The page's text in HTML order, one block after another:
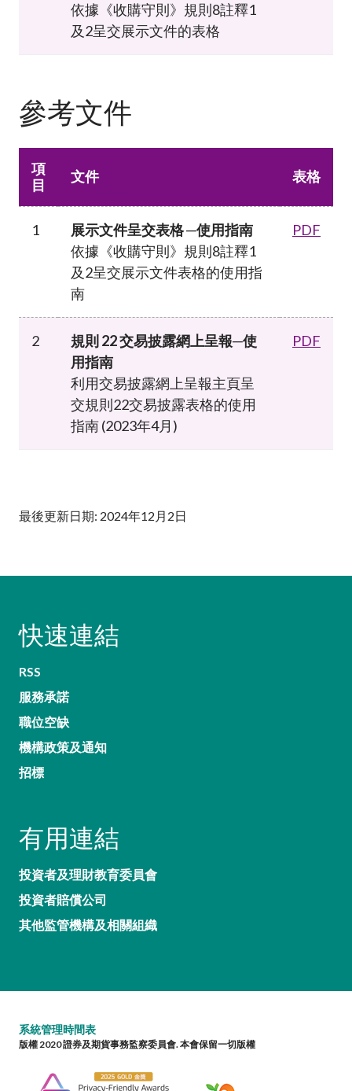
依據《收購守則》規則8註釋1
及2呈交展示文件的表格
參考文件
項
目
文件 表格
1 展示文件呈交表格 ─使用指南
依據《收購守則》規則8註釋1
及2呈交展示文件表格的使用指
南
PDF
2 規則 22 交易披露網上呈報─使
用指南
利用交易披露網上呈報主頁呈
交規則22交易披露表格的使用
指南 (2023年4月)
PDF
最後更新日期: 2024年12月2日
快速連結
RSS
服務承諾
職位空缺
機構政策及通知
招標
有用連結
投資者及理財教育委員會
投資者賠償公司
其他監管機構及相關組織
系統管理時間表
版權 2020 證券及期貨事務監察委員會. 本會保留一切版權